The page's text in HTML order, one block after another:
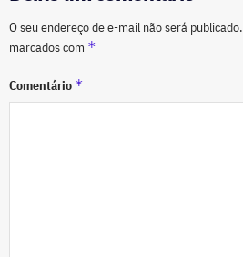
O seu endereço de e-mail não será publicado.
marcados com *
Comentário *